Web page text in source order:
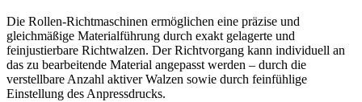
Die Rollen-Richtmaschinen ermöglichen eine präzise und
gleichmäßige Materialführung durch exakt gelagerte und
feinjustierbare Richtwalzen. Der Richtvorgang kann individuell an
das zu bearbeitende Material angepasst werden – durch die
verstellbare Anzahl aktiver Walzen sowie durch feinfühlige
Einstellung des Anpressdrucks.